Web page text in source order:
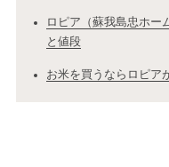
ロピア（蘇我島忠ホー
と値段
お米を買うならロピア